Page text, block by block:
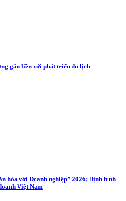
gắn liền với phát triển du lịch
hóa với Doanh nghiệp” 2026: Định hình
Việt Nam